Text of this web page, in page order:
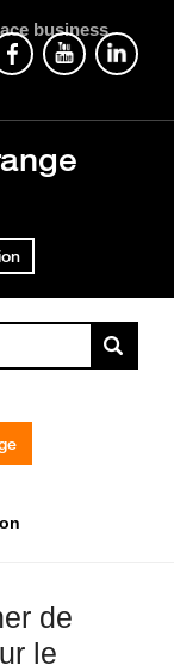
business
de
le